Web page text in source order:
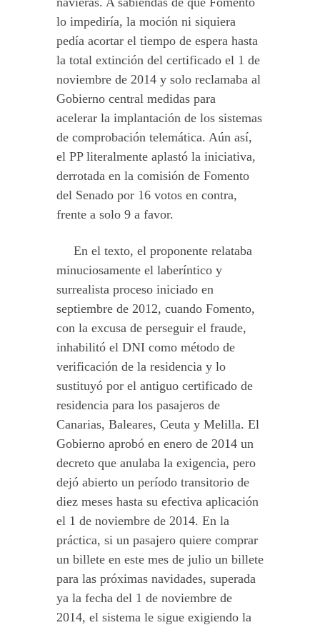
lo impediría, la moción ni siquiera
pedía acortar el tiempo de espera hasta
la total extinción del certificado el 1 de
noviembre de 2014 y solo reclamaba al
Gobierno central medidas para
acelerar la implantación de los sistemas
de comprobación telemática. Aún así,
el PP literalmente aplastó la iniciativa,
derrotada en la comisión de Fomento
del Senado por 16 votos en contra,
frente a solo 9 a favor.
En el texto, el proponente relataba
minuciosamente el laberíntico y
surrealista proceso iniciado en
septiembre de 2012, cuando Fomento,
con la excusa de perseguir el fraude,
inhabilitó el DNI como método de
verificación de la residencia y lo
sustituyó por el antiguo certificado de
residencia para los pasajeros de
Canarias, Baleares, Ceuta y Melilla. El
Gobierno aprobó en enero de 2014 un
decreto que anulaba la exigencia, pero
dejó abierto un período transitorio de
diez meses hasta su efectiva aplicación
el 1 de noviembre de 2014. En la
práctica, si un pasajero quiere comprar
un billete en este mes de julio un billete
para las próximas navidades, superada
ya la fecha del 1 de noviembre de
2014, el sistema le sigue exigiendo la